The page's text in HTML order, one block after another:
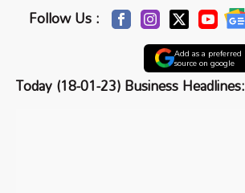
Follow Us :
Add as a preferred
source on google
Today (18-01-23) Business Headlines: